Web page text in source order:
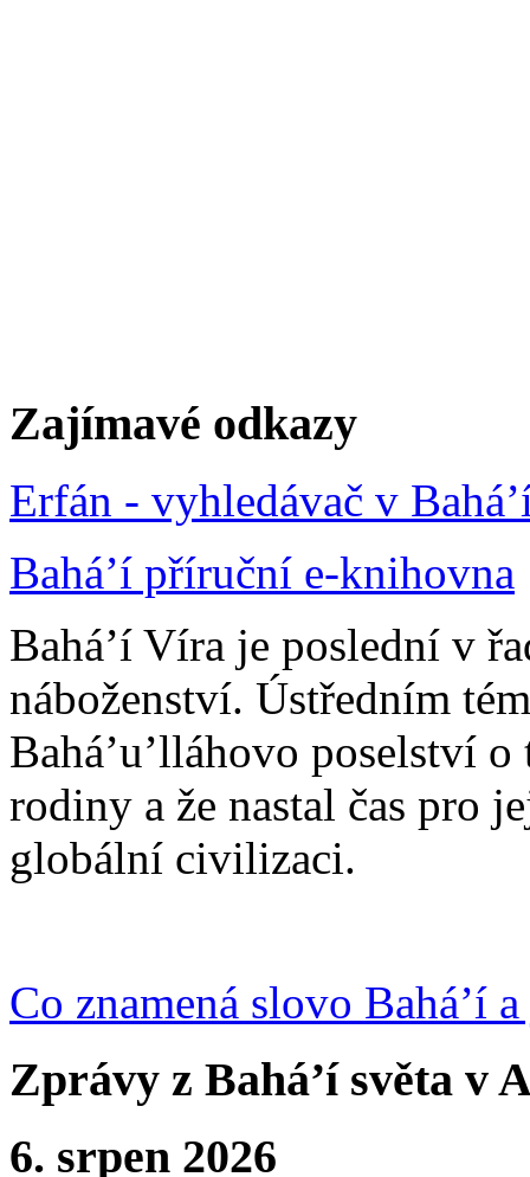
Zajímavé odkazy
Erfán - vyhledávač v
Bahá’í příruční e-knihovna
Bahá’í Víra je poslední v
náboženství. Ústředním
Bahá’u’lláhovo poselství
rodiny a že nastal čas pro
globální civilizaci.
Co znamená slovo Bahá’í
Zprávy z Bahá’í světa v
6. srpen 2026